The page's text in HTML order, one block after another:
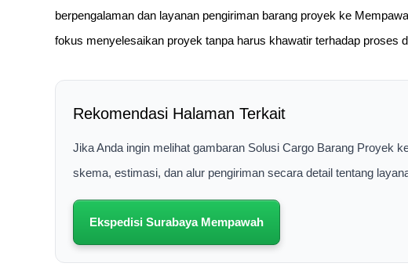
berpengalaman dan layanan pengiriman barang proyek ke
fokus menyelesaikan proyek tanpa harus khawatir terhadap proses
Rekomendasi Halaman Terkait
Jika Anda ingin melihat gambaran Solusi Cargo Barang Proyek
skema, estimasi, dan alur pengiriman secara detail tentang
Ekspedisi Surabaya Mempawah